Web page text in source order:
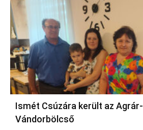
Ismét Csúzára került az Agrár-
Vándorbölcső